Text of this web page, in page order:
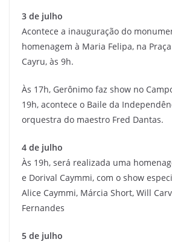
3 de julho
Acontece a inauguração do
homenagem à Maria Felipa, na
Cayru, às 9h.
Às 17h, Gerônimo faz show no
19h, acontece o Baile da
orquestra do maestro Fred Dantas.
4 de julho
Às 19h, será realizada uma
e Dorival Caymmi, com o show
Alice Caymmi, Márcia Short, Will
Fernandes
5 de julho